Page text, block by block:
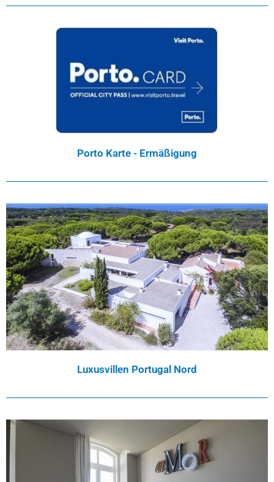
Porto Karte - Ermäßigung
Luxusvillen Portugal Nord